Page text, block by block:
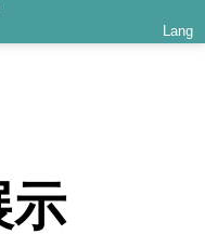
Lang
示